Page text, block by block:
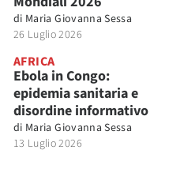
di Maria Giovanna Sessa
26 Luglio 2026
AFRICA
Ebola in Congo:
epidemia sanitaria e
disordine informativo
di Maria Giovanna Sessa
13 Luglio 2026